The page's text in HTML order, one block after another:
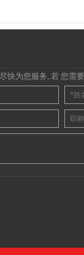
快为您服务, 若 您需